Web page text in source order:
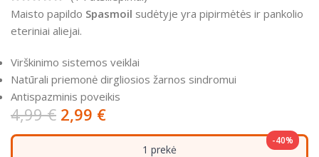
Maisto papildo Spasmoil sudėtyje yra pipirmėtės ir pankolio
eteriniai aliejai.
Virškinimo sistemos veiklai
Natūrali priemonė dirgliosios žarnos sindromui
Antispazminis poveikis
4,99€ 2,99 €
-40%
1 prekė